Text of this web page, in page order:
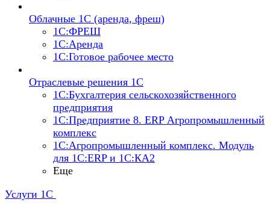
Облачные 1С (аренда, фреш)
1С:ФРЕШ
1С:Аренда
1С:Готовое рабочее место
Отраслевые решения 1С
1С:Бухгалтерия сельскохозяйственного
предприятия
1С:Предприятие 8. ERP Агропромышленный
комплекс
1С:Агропромышленный комплекс. Модуль
для 1С:ERP и 1С:КА2
Еще
Услуги 1С